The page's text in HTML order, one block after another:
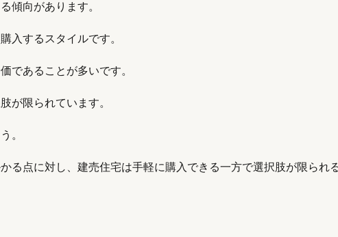
傾向があります。
入するスタイルです。
であることが多いです。
が限られています。
。
る点に対し、建売住宅は手軽に購入できる一方で選択肢が限られ